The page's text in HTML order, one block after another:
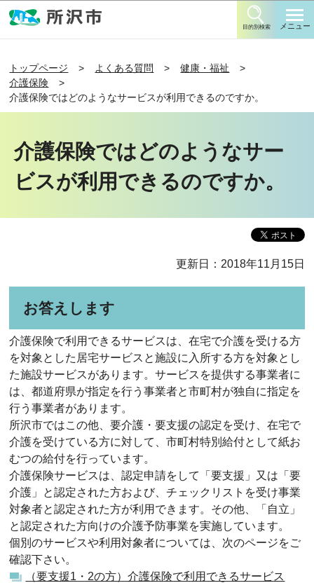
目的別検索 メニュー
トップページ よくある質問
健康・福祉
介護保険
介護保険ではどのようなサービスが利用できるのですか。
介護保険ではどのようなサー
ビスが利用できるのですか。
更新日：2018年11月15日
お答えします
介護保険で利用できるサービスは、在宅で介護を受ける方
を対象とした居宅サービスと施設に入所する方を対象とし
た施設サービスがあります。サービスを提供する事業者に
は、都道府県が指定を行う事業者と市町村が独自に指定を
行う事業者があります。
所沢市ではこの他、要介護・要支援の認定を受け、在宅で
介護を受けている方に対して、市町村特別給付として紙お
むつの給付を行っています。
介護保険サービスは、認定申請をして「要支援」又は「要
介護」と認定された方および、チェックリストを受け事業
対象者と認定された方が利用できます。その他、「自立」
と認定された方向けの介護予防事業を実施しています。
個別のサービスや利用対象者については、次のページをご
確認下さい。
（要支援1・2の方）介護保険で利用できるサービス